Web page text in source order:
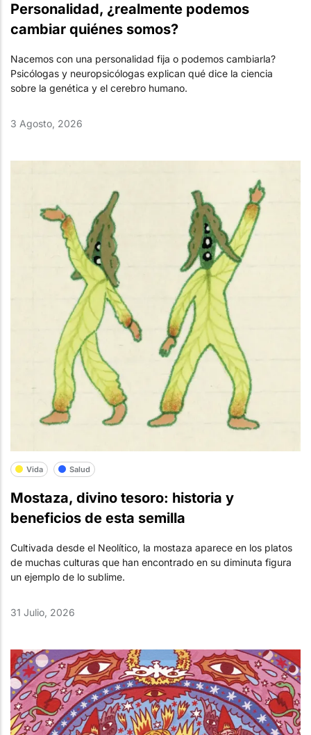
Personalidad, ¿realmente podemos
cambiar quiénes somos?
Nacemos con una personalidad fija o podemos cambiarla?
Psicólogas y neuropsicólogas explican qué dice la ciencia
sobre la genética y el cerebro humano.
3 Agosto, 2026
Vida Salud
Mostaza, divino tesoro: historia y
beneficios de esta semilla
Cultivada desde el Neolítico, la mostaza aparece en los platos
de muchas culturas que han encontrado en su diminuta figura
un ejemplo de lo sublime.
31 Julio, 2026